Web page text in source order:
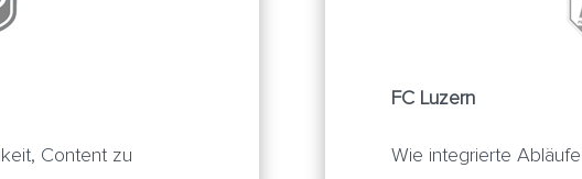
Content zu
FC Luzern
Wie integrierte